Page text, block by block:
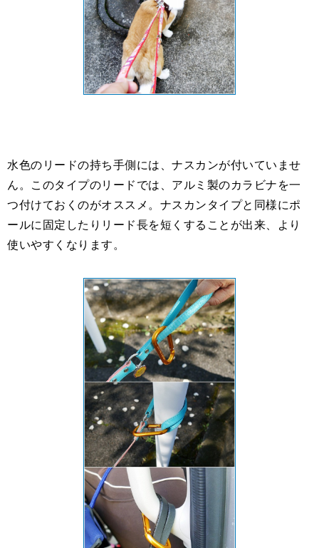
水色のリードの持ち手側には、ナスカンが付いていませ
ん。このタイプのリードでは、アルミ製のカラビナを一
つ付けておくのがオススメ。ナスカンタイプと同様にポ
ールに固定したりリード長を短くすることが出来、より
使いやすくなります。